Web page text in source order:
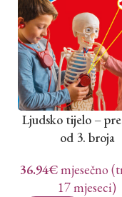
Ljudsko tijelo –
od 3. broja
36.94€mjesečno
17 mjeseci)